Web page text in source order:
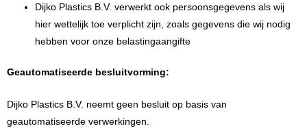
Dijko Plastics B.V. verwerkt ook persoonsgegevens als wij
hier wettelijk toe verplicht zijn, zoals gegevens die wij nodig
hebben voor onze belastingaangifte
Geautomatiseerde besluitvorming:
Dijko Plastics B.V. neemt geen besluit op basis van
geautomatiseerde verwerkingen.